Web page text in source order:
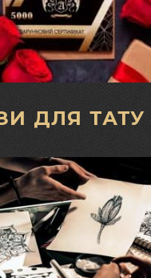
ДЛЯ ТАТУ